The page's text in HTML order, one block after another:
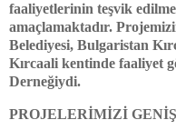
faaliyetlerinin teşvik
amaçlamaktadır.
Belediyesi, Bulgaristan
Kırcaali kentinde faaliyet
Derneğiydi.
PROJELERİMİZİ